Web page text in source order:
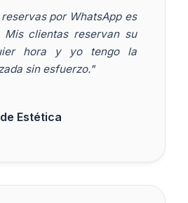
por WhatsApp es
Mis clientas reservan su
hora y yo tengo la
sin esfuerzo."
Estética